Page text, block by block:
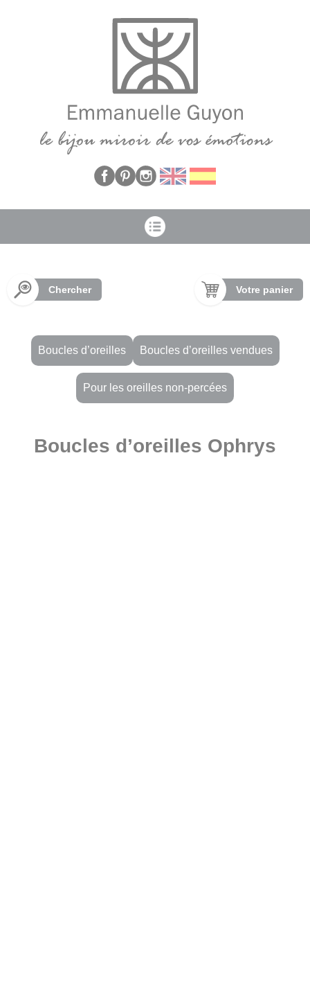
Chercher Votre panier
Boucles d’oreilles Boucles d’oreilles vendues
Pour les oreilles non-percées
Boucles d’oreilles Ophrys